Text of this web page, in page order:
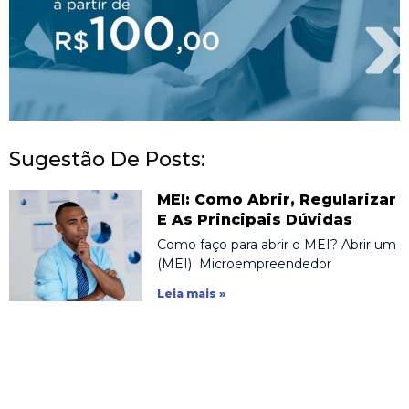
Sugestão De Posts:
MEI: Como Abrir, Regularizar
E As Principais Dúvidas
Como faço para abrir o MEI? Abrir um
(MEI) Microempreendedor
Leia mais »